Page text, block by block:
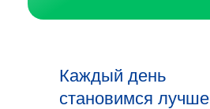
Каждый день
становимся лучше